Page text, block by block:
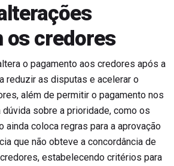
os credores
o pagamento aos credores após a
reduzir as disputas e acelerar o
além de permitir o pagamento nos
sobre a prioridade, como os
ainda coloca regras para a aprovação
que não obteve a concordância de
estabelecendo critérios para